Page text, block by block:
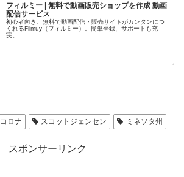
フィルミー | 無料で動画販売ショップを作成 動画
配信サービス
初心者向き、無料で動画配信・販売サイトがカンタンにつ
くれるFilmuy（フィルミー）。簡単登録、サポートも充
実。
コロナ スコットジェンセン ミネソタ州
スポンサーリンク